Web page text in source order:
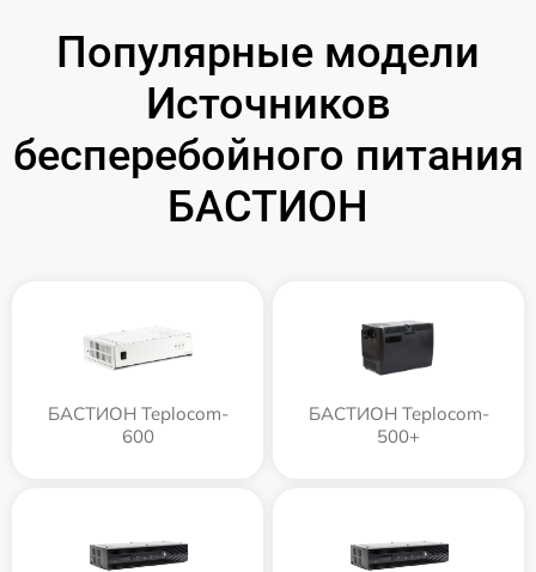
Популярные модели
Источников
бесперебойного питания
БАСТИОН
БАСТИОН Teplocom-
600
БАСТИОН Teplocom-
500+